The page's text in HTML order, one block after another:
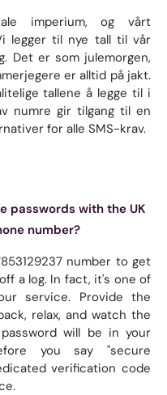
imperium, og vårt
legger til nye tall til vår
Det er som julemorgen,
er alltid på jakt.
tallene å legge til i
numre gir tilgang til en
for alle SMS-krav.
passwords with the UK
number?
number to get
a log. In fact, it's one of
service. Provide the
relax, and watch the
will be in your
you say "secure
verification code